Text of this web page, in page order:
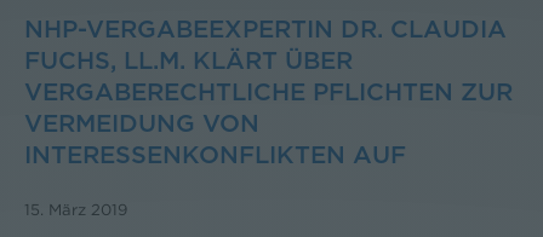
NHP-VERGABEEXPERTIN DR. CLAUDIA
FUCHS, LL.M. KLÄRT ÜBER
VERGABERECHTLICHE PFLICHTEN ZUR
VERMEIDUNG VON
INTERESSENKONFLIKTEN AUF
15. März 2019